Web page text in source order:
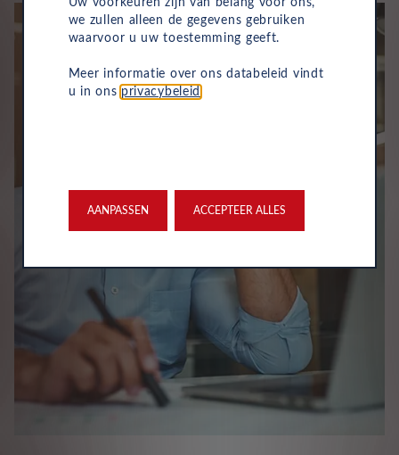
we zullen alleen de gegevens gebruiken
waarvoor u uw toestemming geeft.
Meer informatie over ons databeleid vindt
u in ons privacybeleid
AANPASSEN ACCEPTEER ALLES